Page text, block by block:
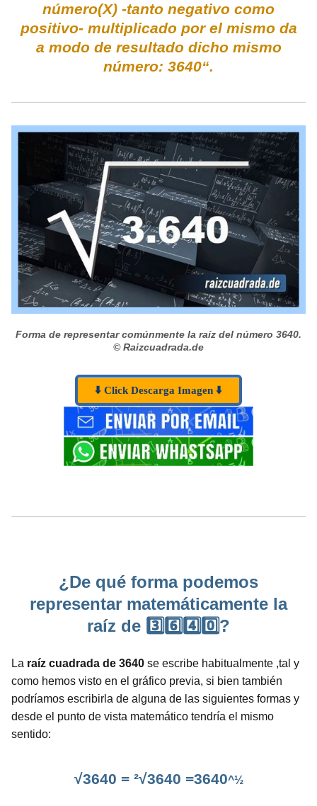
número(X) -tanto negativo como
positivo- multiplicado por el mismo da
a modo de resultado dicho mismo
número: 3640“.
Forma de representar comúnmente la raíz del número 3640.
© Raizcuadrada.de
⬇️ Click Descarga Imagen ⬇️
¿De qué forma podemos
representar matemáticamente la
raíz de 3️⃣6️⃣4️⃣0️⃣?
La raíz cuadrada de 3640 se escribe habitualmente ,tal y
como hemos visto en el gráfico previa, si bien también
podríamos escribirla de alguna de las siguientes formas y
desde el punto de vista matemático tendría el mismo
sentido:
√3640 = ²√3640 =3640^½